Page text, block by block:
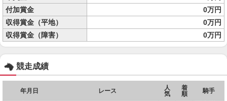
付加賞金
0万円
収得賞金（平地）
0万円
収得賞金（障害）
0万円
競走成績
年月日 レース
人
気
着
順
騎手